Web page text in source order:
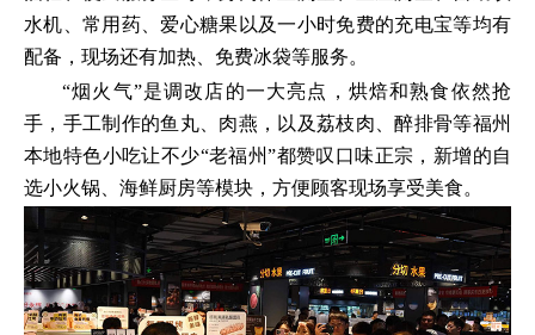
水机、常用药、爱心糖果以及一小时免费的充电宝等均有
配备，现场还有加热、免费冰袋等服务。
“烟火气”是调改店的一大亮点，烘焙和熟食依然抢
手，手工制作的鱼丸、肉燕，以及荔枝肉、醉排骨等福州
本地特色小吃让不少“老福州”都赞叹口味正宗，新增的自
选小火锅、海鲜厨房等模块，方便顾客现场享受美食。